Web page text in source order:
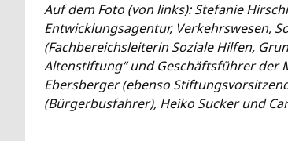
Auf dem Foto (von links): Stefanie
Entwicklungsagentur, Verkehrswesen,
(Fachbereichsleiterin Soziale Hilfen,
Altenstiftung“ und Geschäftsführer der
Ebersberger (ebenso
(Bürgerbusfahrer), Heiko Sucker und